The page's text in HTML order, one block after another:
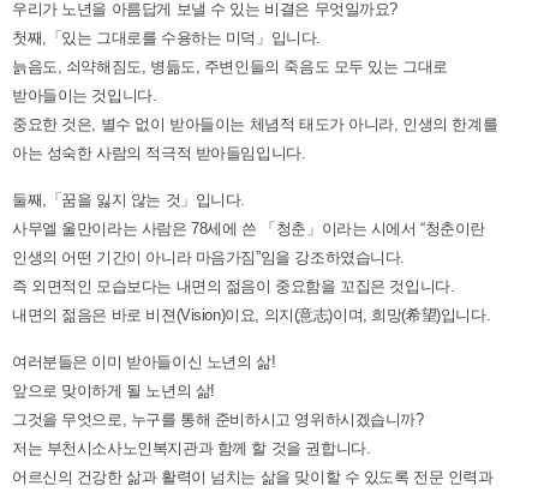
우리가 노년을 아름답게 보낼 수 있는 비결은 무엇일까요?
첫째,「있는 그대로를 수용하는 미덕」입니다.
늙음도, 쇠약해짐도, 병듦도, 주변인들의 죽음도 모두 있는 그대로
받아들이는 것입니다.
중요한 것은, 별수 없이 받아들이는 체념적 태도가 아니라, 인생의 한계를
아는 성숙한 사람의 적극적 받아들임입니다.
둘째,「꿈을 잃지 않는 것」입니다.
사무엘 울만이라는 사람은 78세에 쓴 「청춘」이라는 시에서 “청춘이란
인생의 어떤 기간이 아니라 마음가짐”임을 강조하였습니다.
즉 외면적인 모습보다는 내면의 젊음이 중요함을 꼬집은 것입니다.
내면의 젊음은 바로 비젼(Vision)이요, 의지(意志)이며, 희망(希望)입니다.
여러분들은 이미 받아들이신 노년의 삶!
앞으로 맞이하게 될 노년의 삶!
그것을 무엇으로, 누구를 통해 준비하시고 영위하시겠습니까?
저는 부천시소사노인복지관과 함께 할 것을 권합니다.
어르신의 건강한 삶과 활력이 넘치는 삶을 맞이할 수 있도록 전문 인력과